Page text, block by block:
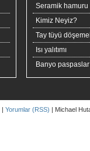
Seramik hamuru
Kimiz Neyiz?
Tay tüyü
Isı yalıtımı
Banyo
| Yorumlar (RSS) | Michael